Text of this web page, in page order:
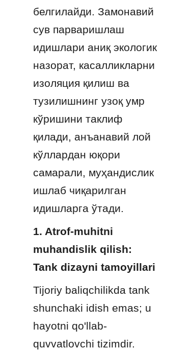
белгилайди. Замонавий
сув парваришлаш
идишлари аниқ экологик
назорат, касалликларни
изоляция қилиш ва
тузилишнинг узоқ умр
кўришини таклиф
қилади, анъанавий лой
кўллардан юқори
самарали, муҳандислик
ишлаб чиқарилган
идишларга ўтади.
1. Atrof-muhitni
muhandislik qilish:
Tank dizayni tamoyillari
Tijoriy baliqchilikda tank
shunchaki idish emas; u
hayotni qo'llab-
quvvatlovchi tizimdir.